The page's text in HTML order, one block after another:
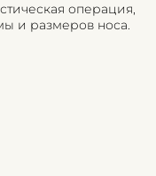
операция,
и размеров носа.